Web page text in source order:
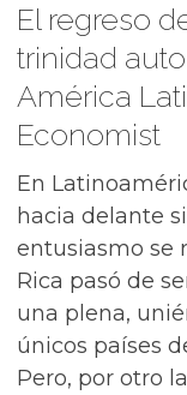
El regreso
trinidad
América
Economist
En
hacia delante
entusiasmo se
Rica pasó de
una plena,
únicos países
Pero, por otro